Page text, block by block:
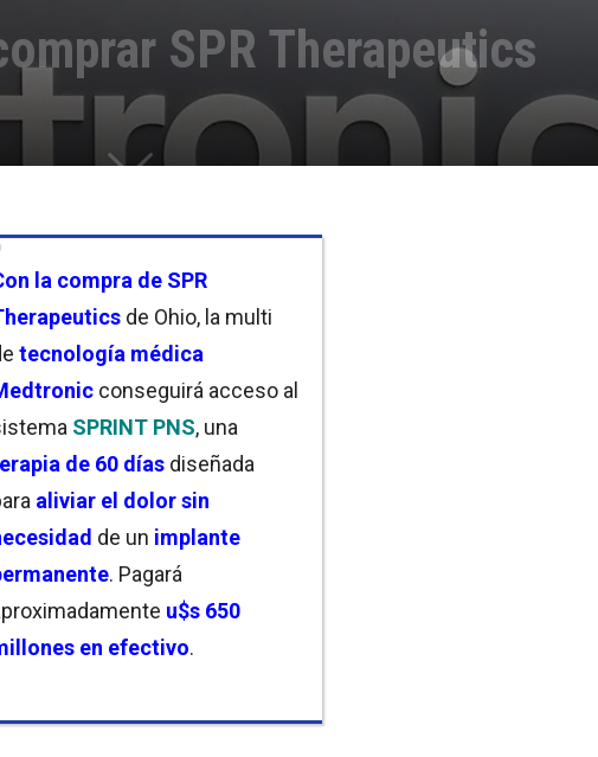
SPR Therapeutics
la compra de SPR
de Ohio, la multi
tecnología médica
conseguirá acceso al
SPRINT PNS, una
de 60 días diseñada
aliviar el dolorsin
de un implante
. Pagará
u$s 650
en efectivo.